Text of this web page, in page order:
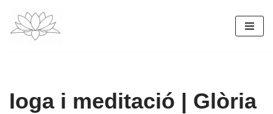
Vés
Ioga i meditació | Glòria